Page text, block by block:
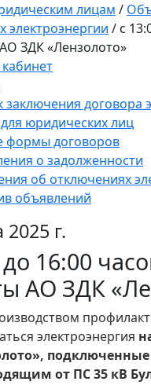
лицам /
электроэнергии / с
ЗДК «Лензолото»
заключения договора
юридических лиц
формы договоров
о задолженности
об отключениях
объявлений
г.
16:00
АО ЗДК
электроэнергия
от ПС 35 кВ